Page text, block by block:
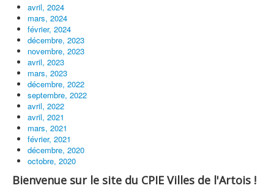
avril, 2024
mars, 2024
février, 2024
décembre, 2023
novembre, 2023
avril, 2023
mars, 2023
décembre, 2022
septembre, 2022
avril, 2022
avril, 2021
mars, 2021
février, 2021
décembre, 2020
octobre, 2020
Bienvenue sur le site du CPIE Villes de l'Artois !